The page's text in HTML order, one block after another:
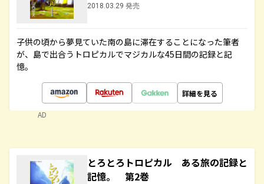
2018.03.29 発売
子供の頃から夢見ていた南の島に滞在することになった筆者
が、島で出合うトロピカルでマジカルな45日間の記録と記
憶。
詳細を見る
AD
とろとろトロピカル ある旅の記録と
記憶。 第2巻